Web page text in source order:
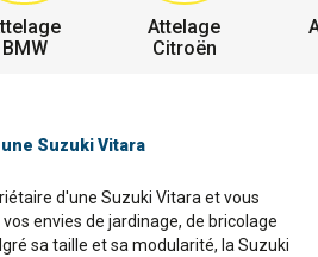
BMW
Attelage
Citroën
Suzuki Vitara
d'une Suzuki Vitara et vous
envies de jardinage, de bricolage
sa taille et sa modularité, la Suzuki